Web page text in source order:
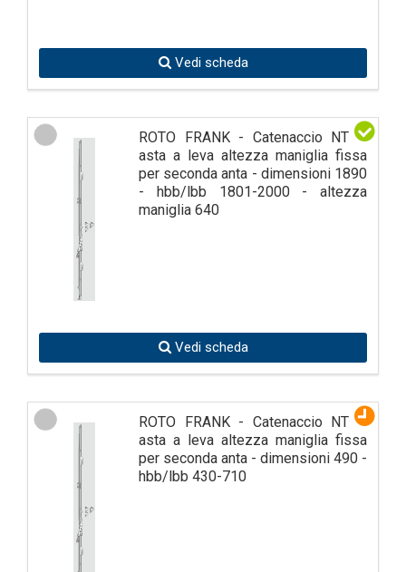
Vedi scheda
ROTO FRANK - Catenaccio NT K
asta a leva altezza maniglia fissa
per seconda anta - dimensioni 1890
- hbb/lbb 1801-2000 - altezza
maniglia 640
Vedi scheda
ROTO FRANK - Catenaccio NT K
asta a leva altezza maniglia fissa
per seconda anta - dimensioni 490 -
hbb/lbb 430-710